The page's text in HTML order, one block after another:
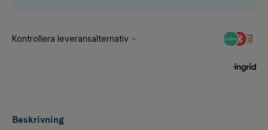
Beskrivning